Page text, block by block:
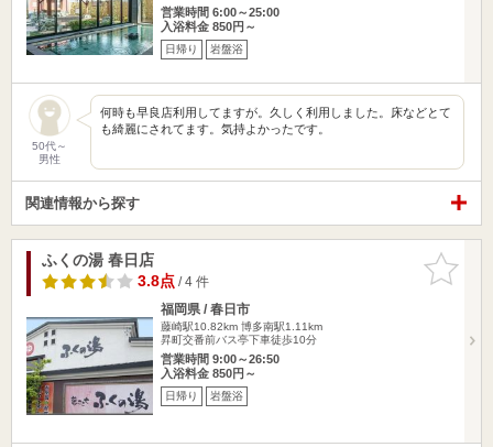
営業時間 6:00～25:00
入浴料金 850円～
日帰り 岩盤浴
50代～
男性
何時も早良店利用してますが。久しく利用しました。床などとて
も綺麗にされてます。気持よかったです。
関連情報から探す
お気に入
りに追加
ふくの湯 春日店
3.8点/ 4 件
福岡県 / 春日市
藤崎駅10.82km 博多南駅1.11km
昇町交番前バス亭下車徒歩10分
営業時間 9:00～26:50
入浴料金 850円～
日帰り 岩盤浴